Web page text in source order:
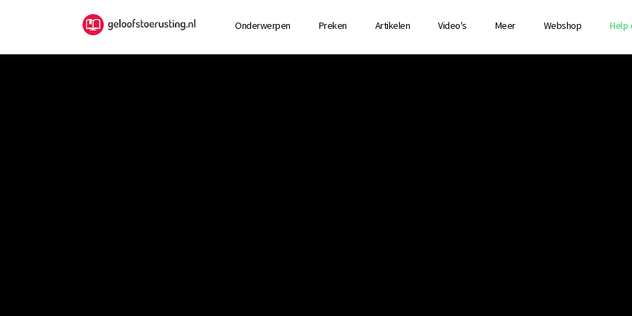
Onderwerpen Preken Artikelen Video's Meer Webshop Help